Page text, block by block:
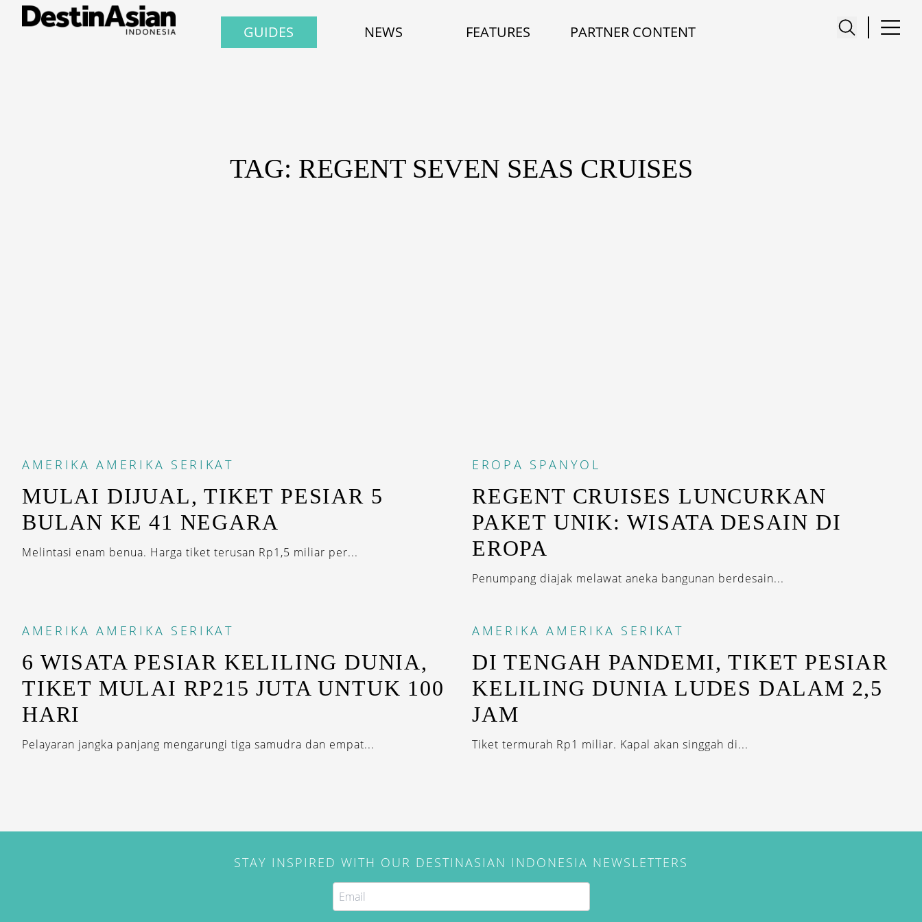
GUIDES NEWS FEATURES PARTNER CONTENT
TAG: REGENT SEVEN SEAS CRUISES
AMERIKA AMERIKA SERIKAT
MULAI DIJUAL, TIKET PESIAR 5
BULAN KE 41 NEGARA
Melintasi enam benua. Harga tiket terusan Rp1,5 miliar per...
EROPA SPANYOL
REGENT CRUISES LUNCURKAN
PAKET UNIK: WISATA DESAIN DI
EROPA
Penumpang diajak melawat aneka bangunan berdesain...
AMERIKA AMERIKA SERIKAT
6 WISATA PESIAR KELILING DUNIA,
TIKET MULAI RP215 JUTA UNTUK 100
HARI
Pelayaran jangka panjang mengarungi tiga samudra dan empat...
AMERIKA AMERIKA SERIKAT
DI TENGAH PANDEMI, TIKET PESIAR
KELILING DUNIA LUDES DALAM 2,5
JAM
Tiket termurah Rp1 miliar. Kapal akan singgah di...
STAY INSPIRED WITH OUR DESTINASIAN INDONESIA NEWSLETTERS